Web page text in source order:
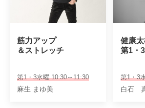
筋力アップ
＆ストレッチ
第1・3水曜 10:30～11:30
麻生 まゆ美
健康
第1・
第1・3
白石